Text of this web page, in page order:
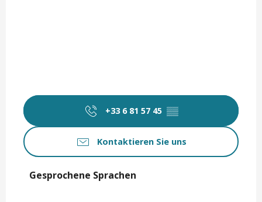
+33 6 81 57 45 ▒▒
Kontaktieren Sie uns
Gesprochene Sprachen
Gesprochene Sprachen